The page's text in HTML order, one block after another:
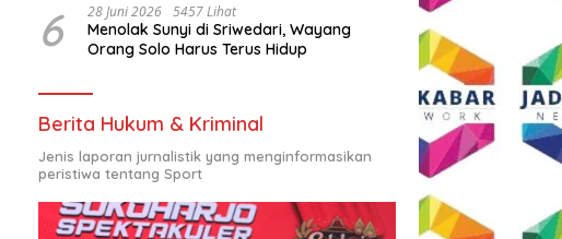
6 28 Juni 2026 5457 Lihat
Menolak Sunyi di Sriwedari, Wayang
Orang Solo Harus Terus Hidup
Berita Hukum & Kriminal
Jenis laporan jurnalistik yang menginformasikan
peristiwa tentang Sport